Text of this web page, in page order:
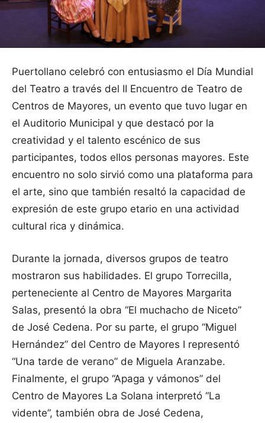
Puertollano celebró con entusiasmo el Día Mundial
del Teatro a través del II Encuentro de Teatro de
Centros de Mayores, un evento que tuvo lugar en
el Auditorio Municipal y que destacó por la
creatividad y el talento escénico de sus
participantes, todos ellos personas mayores. Este
encuentro no solo sirvió como una plataforma para
el arte, sino que también resaltó la capacidad de
expresión de este grupo etario en una actividad
cultural rica y dinámica.
Durante la jornada, diversos grupos de teatro
mostraron sus habilidades. El grupo Torrecilla,
perteneciente al Centro de Mayores Margarita
Salas, presentó la obra “El muchacho de Niceto”
de José Cedena. Por su parte, el grupo “Miguel
Hernández” del Centro de Mayores I representó
“Una tarde de verano” de Miguela Aranzabe.
Finalmente, el grupo “Apaga y vámonos” del
Centro de Mayores La Solana interpretó “La
vidente”, también obra de José Cedena,